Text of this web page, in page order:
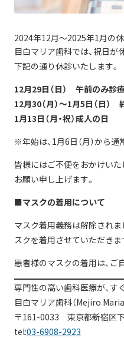
2024年12月〜2025年1月の
目白マリア歯科では、祝日が
下記の通り休診いたします。
12月29日（日） 午前のみ診
12月30（月）〜1月5日（日）
1月13日（月・祝）成人の日
※年始は、1月6日（月）から通
皆様にはご不便をおかけいた
お願い申し上げます。
■マスクの着用について
マスク着用義務は解除され
スクを着用させていただきま
患者様のマスクの着用は、ご
専門性の高い歯科医療が、す
目白マリア歯科（Mejiro
〒161-0033 東京都新宿区
tel:03-6908-2923